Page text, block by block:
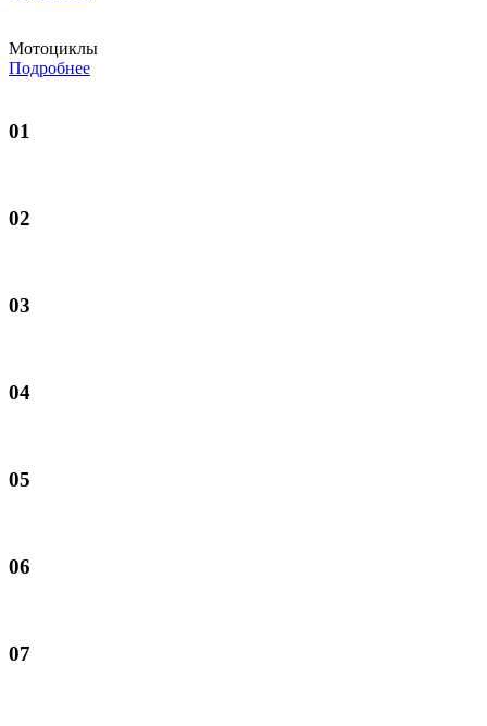
Мотоциклы
Подробнее
01
02
03
04
05
06
07